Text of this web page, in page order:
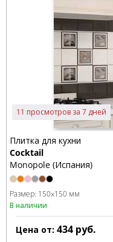
11 просмотров за 7 дней
Плитка для кухни
Cocktail
Monopole (Испания)
Размер: 150x150 мм
В наличии
Цена от: 434 руб.